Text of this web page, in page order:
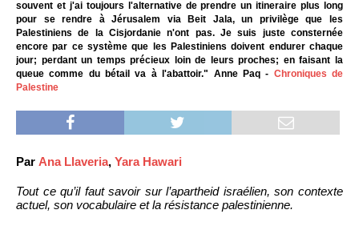
souvent et j'ai toujours l'alternative de prendre un itineraire plus long
pour se rendre à Jérusalem via Beit Jala, un privilège que les
Palestiniens de la Cisjordanie n'ont pas. Je suis juste consternée
encore par ce système que les Palestiniens doivent endurer chaque
jour; perdant un temps précieux loin de leurs proches; en faisant la
queue comme du bétail va à l'abattoir." Anne Paq - Chroniques de
Palestine
Par Ana Llaveria, Yara Hawari
Tout ce qu’il faut savoir sur l’apartheid israélien, son contexte
actuel, son vocabulaire et la résistance palestinienne.